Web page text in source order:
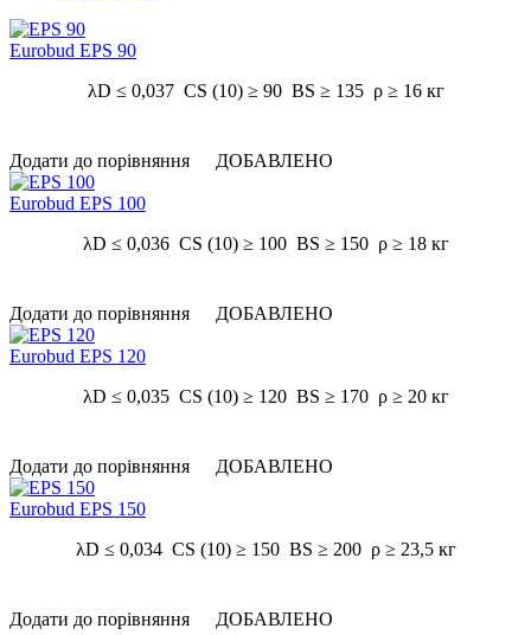
Eurobud EPS 90
λD ≤ 0,037 CS (10) ≥ 90 BS ≥ 135 ρ ≥ 16 кг
Додати до порівняння ДОБАВЛЕНО
Eurobud EPS 100
λD ≤ 0,036 CS (10) ≥ 100 BS ≥ 150 ρ ≥ 18 кг
Додати до порівняння ДОБАВЛЕНО
Eurobud EPS 120
λD ≤ 0,035 CS (10) ≥ 120 BS ≥ 170 ρ ≥ 20 кг
Додати до порівняння ДОБАВЛЕНО
Eurobud EPS 150
λD ≤ 0,034 CS (10) ≥ 150 BS ≥ 200 ρ ≥ 23,5 кг
Додати до порівняння ДОБАВЛЕНО